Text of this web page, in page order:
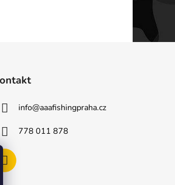
info@aaafishingpraha.cz
778 011 878